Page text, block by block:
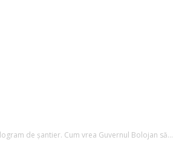
de șantier. Cum vrea Guvernul Bolojan să...